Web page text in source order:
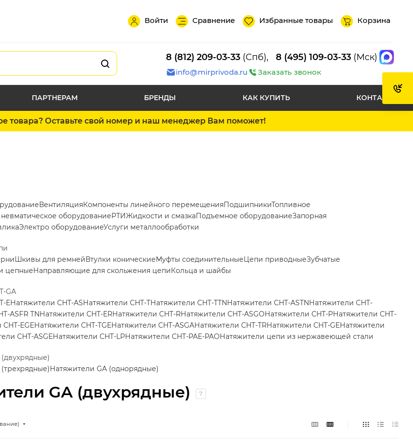
Войти Сравнение Избранные товары Корзина
8 (812) 209-03-33 (Спб), 8 (495) 109-03-33 (Мск)
info@mirprivoda.ru Заказать звонок
ПАРТНЕРАМ БРЕНДЫ КАК КУПИТЬ КОНТАКТЫ
товара? Оставьте свой номер и наш менеджер Вам поможет!
GA (двухрядные) 7
ВентиляцияКомпоненты линейного перемещенияПодшипникиТопливное
оборудованиеРТИЖидкости и смазкаПодъемное оборудованиеЗапорная
Электро оборудованиеУслуги металлообработки
Шкивы для ремнейВтулки коническиеМуфты соединительныеЦепи приводныеЗубчатые
цепныеНаправляющие для скольжения цепиКольца и шайбы
GA
EНатяжители CHT-ASНатяжители CHT-TНатяжители CHT-TTNНатяжители CHT-ASTNНатяжители CHT-
ASFR TNНатяжители CHT-ERНатяжители CHT-RНатяжители CHT-ASGOНатяжители CHT-PНатяжители CHT-
EGEНатяжители CHT-TGEНатяжители CHT-ASGAНатяжители CHT-TRНатяжители CHT-GEНатяжители
CHT-ASGEНатяжители CHT-LPНатяжители CHT-PAE-PAOНатяжители цепи из нержавеющей стали
Натяжители GA (однорядные)